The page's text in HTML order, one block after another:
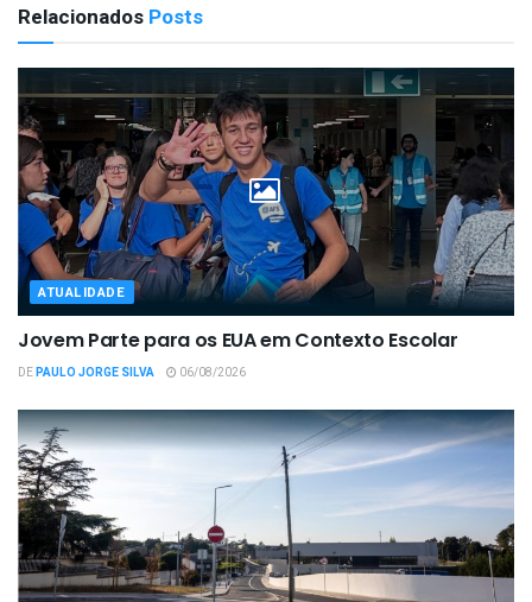
Relacionados Posts
ATUALIDADE
Jovem Parte para os EUA em Contexto Escolar
DEPAULO JORGE SILVA 06/08/2026